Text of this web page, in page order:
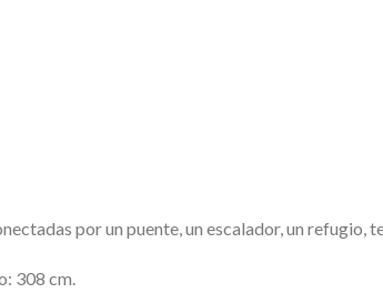
por un puente, un escalador, un refugio,
308 cm.